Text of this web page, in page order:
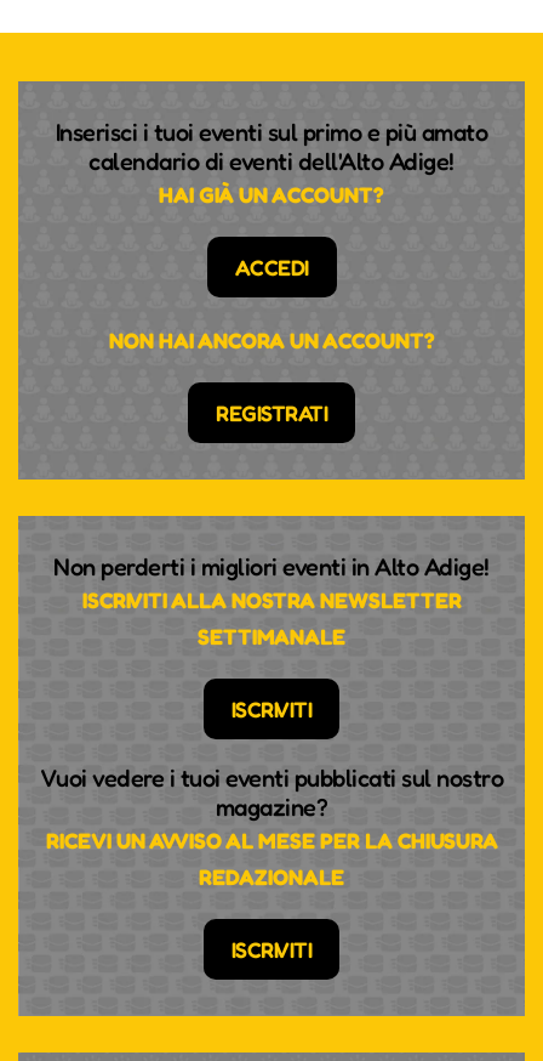
Inserisci i tuoi eventi sul primo e più amato
calendario di eventi dell'Alto Adige!
HAI GIÀ UN ACCOUNT?
ACCEDI
NON HAI ANCORA UN ACCOUNT?
REGISTRATI
Non perderti i migliori eventi in Alto Adige!
ISCRIVITI ALLA NOSTRA NEWSLETTER
SETTIMANALE
ISCRIVITI
Vuoi vedere i tuoi eventi pubblicati sul nostro
magazine?
RICEVI UN AVVISO AL MESE PER LA CHIUSURA
REDAZIONALE
ISCRIVITI